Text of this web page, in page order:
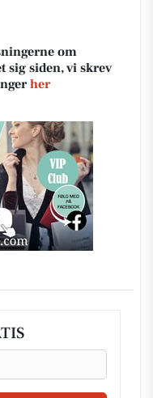
om
sig siden, vi skrev
her